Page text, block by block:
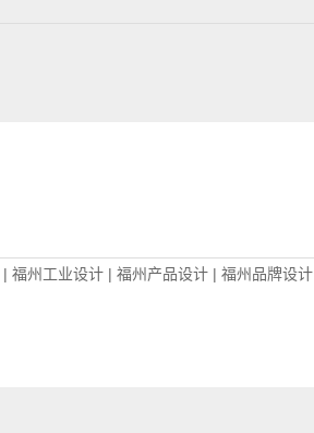
| 福州工业设计 | 福州产品设计 | 福州品牌设计